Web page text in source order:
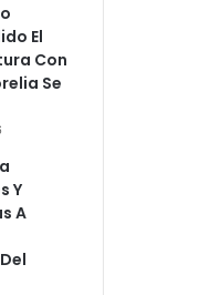
El
Con
Se
Y
A